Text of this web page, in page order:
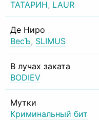
ТАТАРИН, LAUR
Де Ниро
ВесЪ, SLIMUS
В лучах заката
BODIEV
Мутки
Криминальный бит